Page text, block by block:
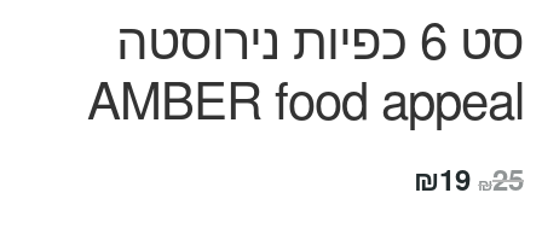
סט 6 כפיות נירוסטה
AMBER food appeal
₪25 המחיר
₪19